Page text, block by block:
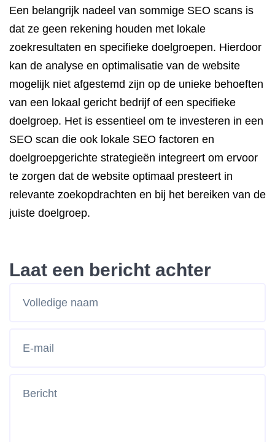
Een belangrijk nadeel van sommige SEO scans is
dat ze geen rekening houden met lokale
zoekresultaten en specifieke doelgroepen. Hierdoor
kan de analyse en optimalisatie van de website
mogelijk niet afgestemd zijn op de unieke behoeften
van een lokaal gericht bedrijf of een specifieke
doelgroep. Het is essentieel om te investeren in een
SEO scan die ook lokale SEO factoren en
doelgroepgerichte strategieën integreert om ervoor
te zorgen dat de website optimaal presteert in
relevante zoekopdrachten en bij het bereiken van de
juiste doelgroep.
Laat een bericht achter